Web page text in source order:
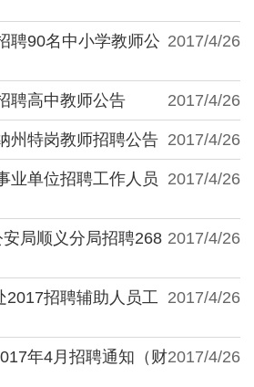
2017/4/26
聘90名中小学教师公
2017/4/26
聘高中教师公告
2017/4/26
州特岗教师招聘公告
2017/4/26
业单位招聘工作人员
2017/4/26
局顺义分局招聘268
2017/4/26
2017招聘辅助人员工
2017/4/26
年4月招聘通知（财